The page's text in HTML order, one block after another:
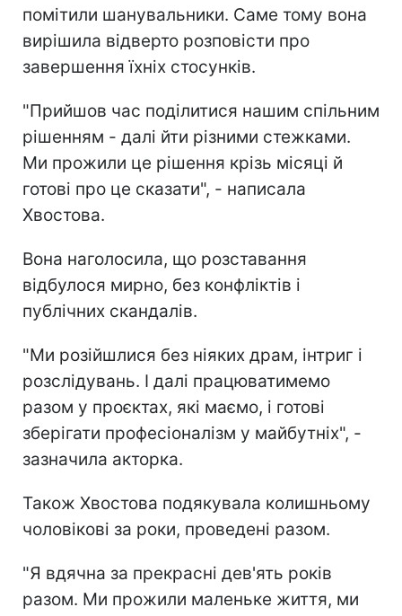
помітили шанувальники. Саме тому вона
вирішила відверто розповісти про
завершення їхніх стосунків.
"Прийшов час поділитися нашим спільним
рішенням - далі йти різними стежками.
Ми прожили це рішення крізь місяці й
готові про це сказати", - написала
Хвостова.
Вона наголосила, що розставання
відбулося мирно, без конфліктів і
публічних скандалів.
"Ми розійшлися без ніяких драм, інтриг і
розслідувань. І далі працюватимемо
разом у проєктах, які маємо, і готові
зберігати професіоналізм у майбутніх", -
зазначила акторка.
Також Хвостова подякувала колишньому
чоловікові за роки, проведені разом.
"Я вдячна за прекрасні дев'ять років
разом. Ми прожили маленьке життя, ми